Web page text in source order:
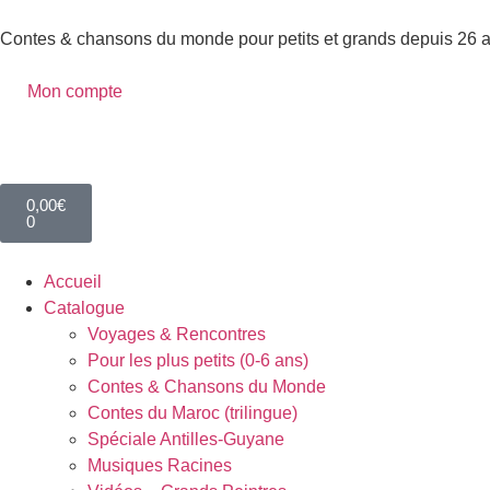
Contes & chansons du monde pour petits et grands depuis 26
Mon compte
0,00€
0
Accueil
Catalogue
Voyages & Rencontres
Pour les plus petits (0-6 ans)
Contes & Chansons du Monde
Contes du Maroc (trilingue)
Spéciale Antilles-Guyane
Musiques Racines